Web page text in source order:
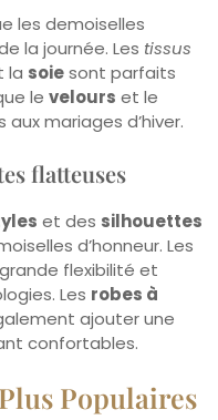
les demoiselles
la journée. Les tissus
la soiesont parfaits
le velours et le
mariages d’hiver.
flatteuses
et des silhouettes
d’honneur. Les
flexibilité et
Les robes à
ajouter une
confortables.
Populaires